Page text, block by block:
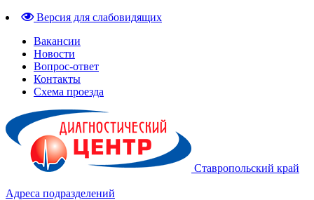
Версия для слабовидящих
Вакансии
Новости
Вопрос-ответ
Контакты
Схема проезда
Ставропольский край
Адреса подразделений